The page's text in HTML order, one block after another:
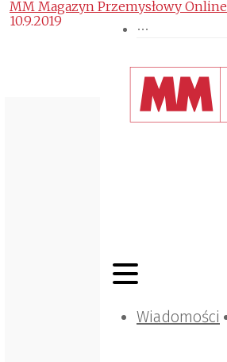
Wiadomości
MM Magazyn Przemysłowy Online
10.9.2019